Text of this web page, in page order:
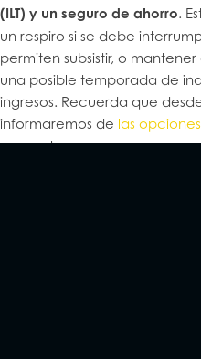
(ILT) y un seguro de ahorro.
un respiro si se debe
permiten subsistir, o
una posible temporada de
ingresos. Recuerda que desde
informaremos de las
concreto.